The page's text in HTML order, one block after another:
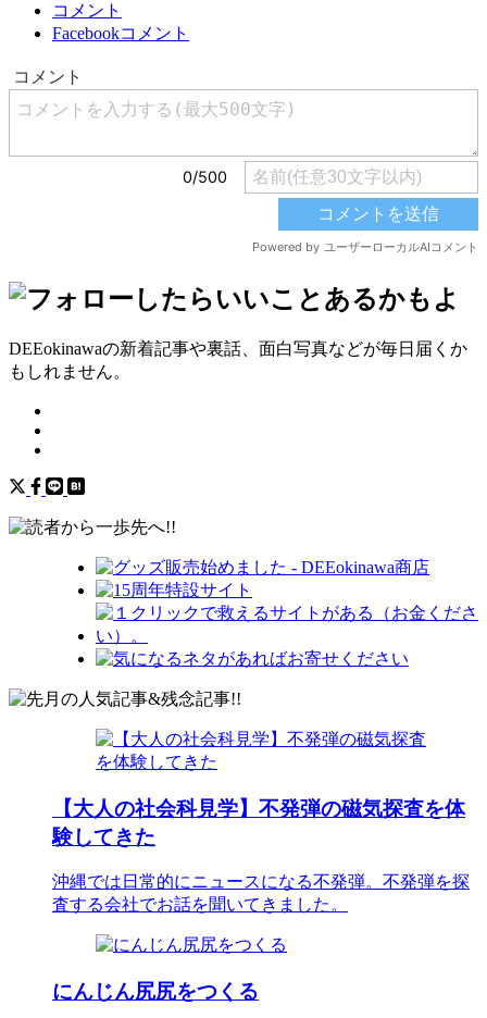
コメント
Facebookコメント
DEEokinawaの新着記事や裏話、面白写真などが毎日届くか
もしれません。
【大人の社会科見学】不発弾の磁気探査を体
験してきた
沖縄では日常的にニュースになる不発弾。不発弾を探
査する会社でお話を聞いてきました。
にんじん尻尻をつくる